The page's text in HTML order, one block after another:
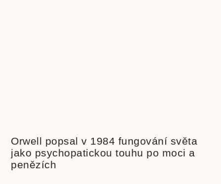
Orwell popsal v 1984 fungování světa
jako psychopatickou touhu po moci a
penězích